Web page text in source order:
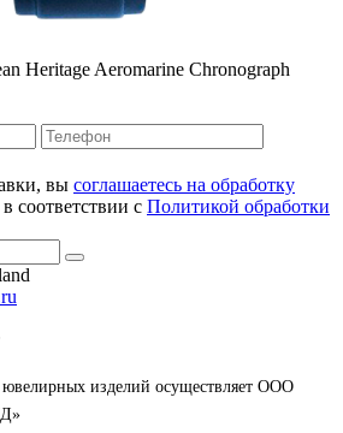
Heritage Aeromarine Chronograph
вы соглашаетесь на обработку
в соответствии с Политикой обработки
ювелирных изделий осуществляет ООО